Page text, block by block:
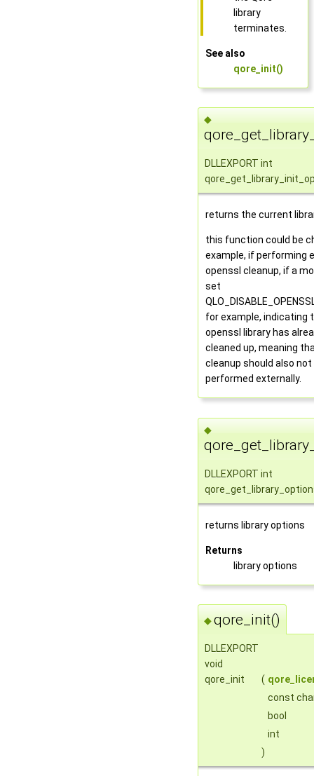
library
terminates.
See also
qore_init()
◆
DLLEXPORT int
returns the current
this function could be
example, if performing
openssl cleanup, if a
set
for example, indicating
openssl library has
cleaned up, meaning
cleanup should also not
performed externally.
◆
DLLEXPORT int
returns library options
Returns
library options
◆qore_init()
DLLEXPORT
void
qore_init
(
const
bool
int
)